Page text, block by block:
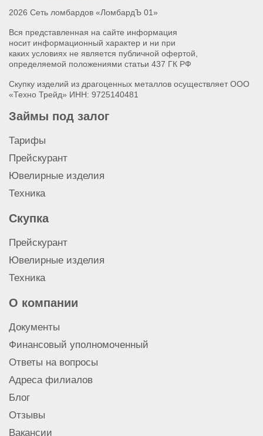
Вся представленная на сайте информация
носит информационный характер и ни при
каких условиях не является публичной офертой,
Скупку изделий из драгоценных металлов осуществляет ООО
Тарифы
Прейскурант
Ювелирные изделия
Прейскурант
Ювелирные изделия
Документы
Финансовый уполномоченный
Ответы на вопросы
Адреса филиалов
Блог
Отзывы